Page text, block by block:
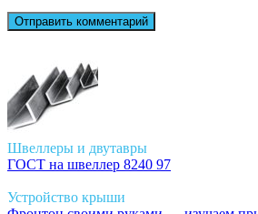
Швеллеры и двутавры
ГОСТ на швеллер 8240 97
Устройство крыши